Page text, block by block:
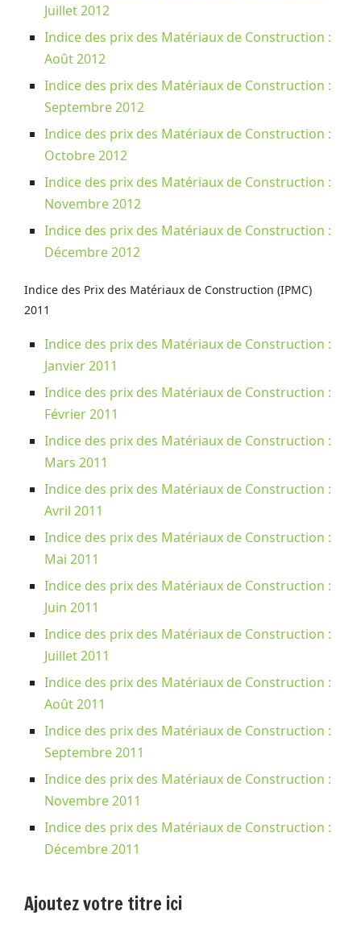
Juillet 2012
Indice des prix des Matériaux de Construction :
Août 2012
Indice des prix des Matériaux de Construction :
Septembre 2012
Indice des prix des Matériaux de Construction :
Octobre 2012
Indice des prix des Matériaux de Construction :
Novembre 2012
Indice des prix des Matériaux de Construction :
Décembre 2012
Indice des Prix des Matériaux de Construction (IPMC)
2011
Indice des prix des Matériaux de Construction :
Janvier 2011
Indice des prix des Matériaux de Construction :
Février 2011
Indice des prix des Matériaux de Construction :
Mars 2011
Indice des prix des Matériaux de Construction :
Avril 2011
Indice des prix des Matériaux de Construction :
Mai 2011
Indice des prix des Matériaux de Construction :
Juin 2011
Indice des prix des Matériaux de Construction :
Juillet 2011
Indice des prix des Matériaux de Construction :
Août 2011
Indice des prix des Matériaux de Construction :
Septembre 2011
Indice des prix des Matériaux de Construction :
Novembre 2011
Indice des prix des Matériaux de Construction :
Décembre 2011
Ajoutez votre titre ici